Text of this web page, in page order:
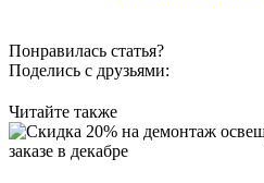
Понравилась статья?
Поделись с друзьями:
Читайте также